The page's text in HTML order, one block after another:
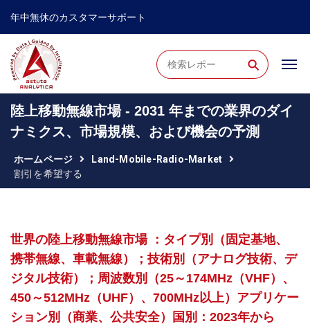
年中無休のカスタマーサポート
⚲
陸上移動無線市場 - 2031 年までの業界のダイ
ナミクス、市場規模、および機会の予測
ホームページ
Land-Mobile-Radio-Market
割引を希望する
世界の陸上移動無線市場 ：タイプ別（固定基地、
携帯無線、車載無線）；技術別（アナログ技術、デ
ジタル技術）；周波数別（25～174MHz（VHF）、
450～512MHz（UHF）、700MHz以上）アプリケー
ション別（商業、公共安全）国別：2023年から